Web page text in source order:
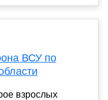
ВСУ по
взрослых